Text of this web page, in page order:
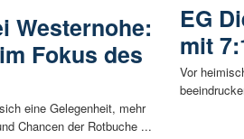
Westernohe:
Fokus des
eine Gelegenheit, mehr
Chancen der Rotbuche ...
EG
mit
Vor